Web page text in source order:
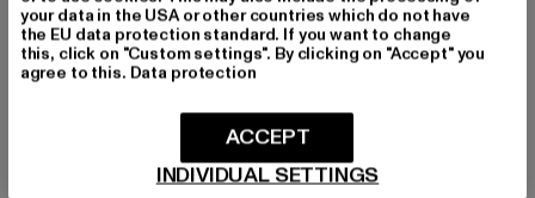
Art.Nr: 2YW5015-00111
Hersteller: 2Y Premium GmbH |
GRÖSSE & PASSFORM
your data in the USA or other countries which do not have
the EU data protection standard. If you want to change
this, click on "Custom settings". By clicking on "Accept" you
agree to this. Data protection
INDIVIDUAL SETTINGS
ACCEPT